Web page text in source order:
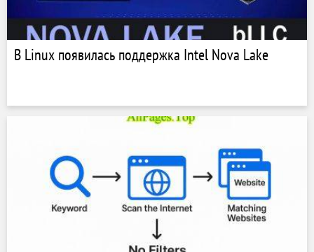
В Linux появилась поддержка Intel Nova Lake